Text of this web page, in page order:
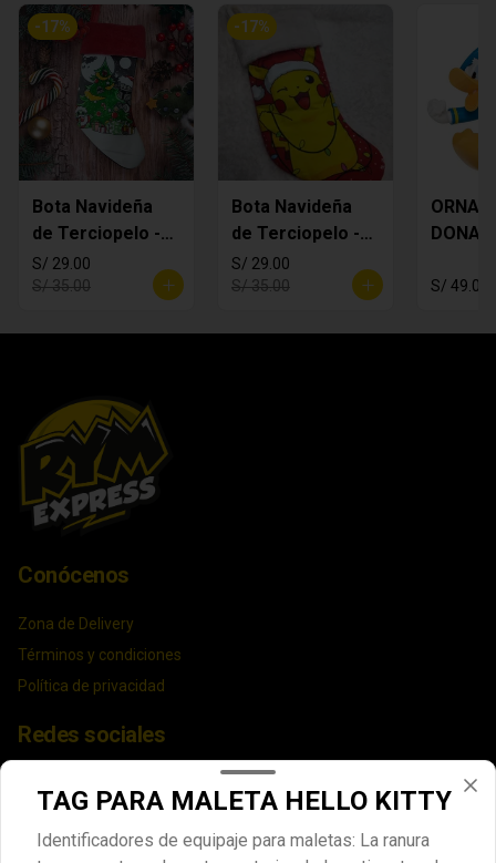
-17%
Bota Navideña
de Terciopelo -
MANDALORIAN
S/ 29.00
S/ 35.00
-17%
Bota Navideña
de Terciopelo -
Pikachi
S/ 29.00
S/ 35.00
S/ 49.00
Conócenos
Zona de Delivery
Términos y condiciones
Política de privacidad
Redes sociales
Facebook
TAG PARA MALETA HELLO KITTY
Identificadores de equipaje para maletas: La ranura